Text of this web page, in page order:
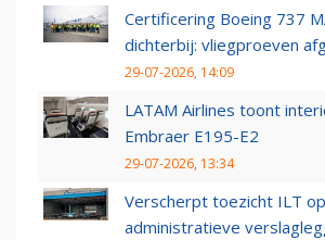
Certificering Boeing 737
dichterbij: vliegproeven
29-07-2026, 14:09
LATAM Airlines toont
Embraer E195-E2
29-07-2026, 13:34
Verscherpt toezicht ILT
administratieve